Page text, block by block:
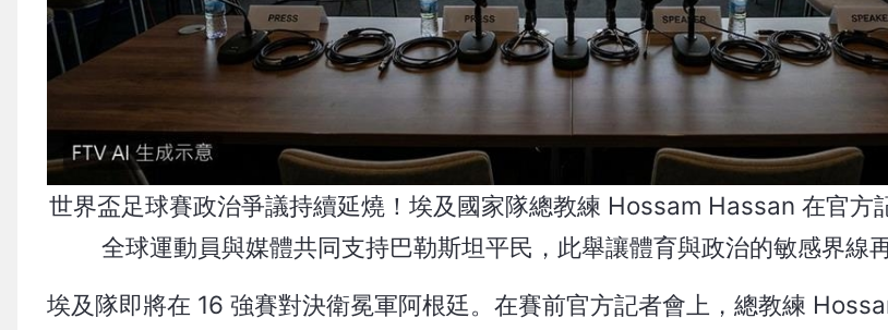
世界盃足球賽政治爭議持續延燒！埃及國家隊總教練 Hossam Hassan 在官方
全球運動員與媒體共同支持巴勒斯坦平民，此舉讓體育與政治的敏感界線
埃及隊即將在 16 強賽對決衛冕軍阿根廷。在賽前官方記者會上，總教練